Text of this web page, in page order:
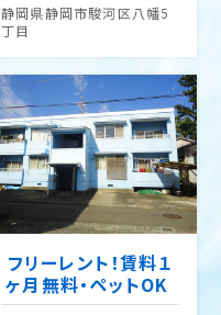
静岡県静岡市駿河区八幡5
丁目
フリーレント！賃料１
ヶ月無料・ペットOK